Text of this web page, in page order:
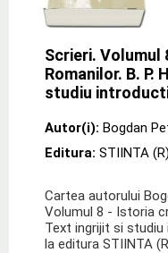
Scrieri.
Romanilor. B. P.
studiu
Autor(i): Bogdan
Editura: STIINTA (R)
Cartea autorului
Volumul 8 - Istoria
Text ingrijit si studiu
la editura STIINTA